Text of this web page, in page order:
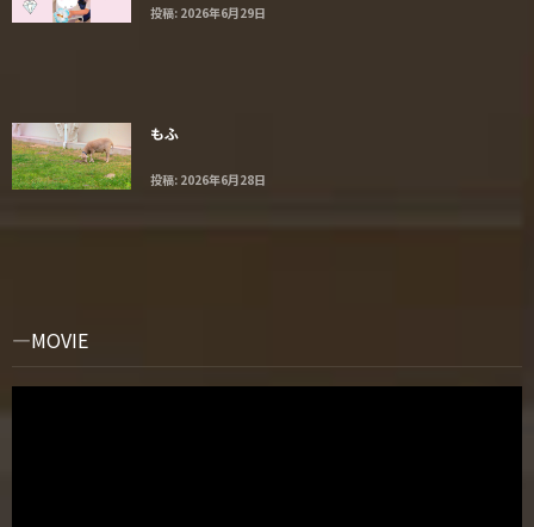
投稿: 2026年6月29日
もふ
投稿: 2026年6月28日
MOVIE